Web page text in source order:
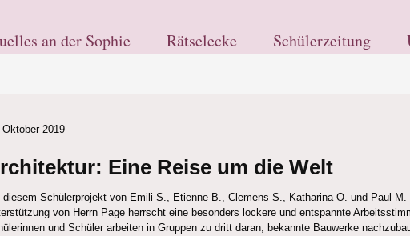
an der Sophie Rätselecke Schülerzeitung
Oktober 2019
Eine Reise um die Welt
diesem Schülerprojekt von Emili S., Etienne B., Clemens S., Katharina O. und Paul M.
von Herrn Page herrscht eine besonders lockere und entspannte
und Schüler arbeiten in Gruppen zu dritt daran, bekannte Bauwerke